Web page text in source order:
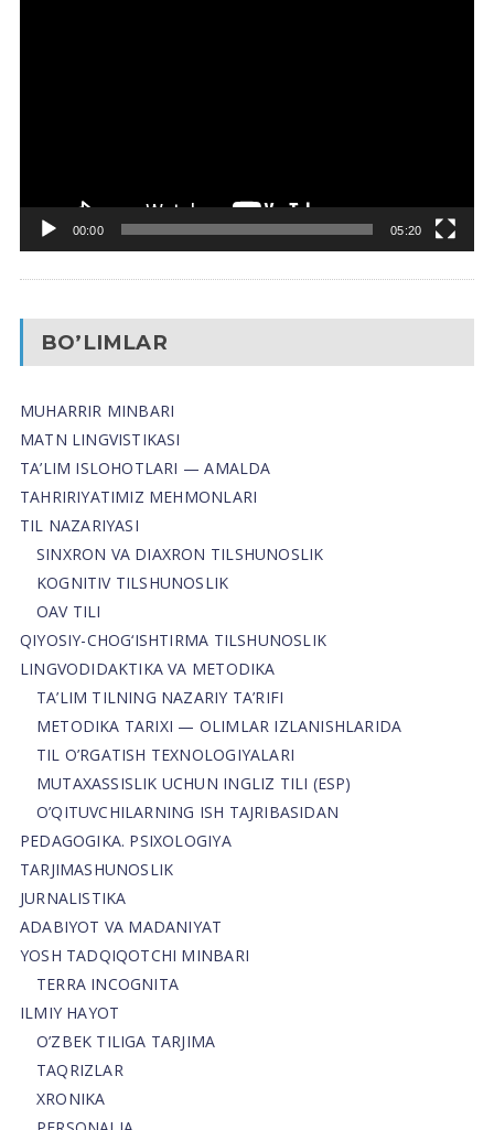
00:00 05:20
BO’LIMLAR
MUHARRIR MINBARI
MATN LINGVISTIKASI
TA’LIM ISLOHOTLARI — AMALDA
TAHRIRIYATIMIZ MEHMONLARI
TIL NAZARIYASI
SINXRON VA DIAXRON TILSHUNOSLIK
KOGNITIV TILSHUNOSLIK
OAV TILI
QIYOSIY-CHOG‘ISHTIRMA TILSHUNOSLIK
LINGVODIDAKTIKA VA METODIKA
TA’LIM TILNING NAZARIY TA’RIFI
METODIKA TARIXI — OLIMLAR IZLANISHLARIDA
TIL O’RGATISH TEXNOLOGIYALARI
MUTAXASSISLIK UCHUN INGLIZ TILI (ESP)
O’QITUVCHILARNING ISH TAJRIBASIDAN
PEDAGOGIKA. PSIXOLOGIYA
TARJIMASHUNOSLIK
JURNALISTIKA
ADABIYOT VA MADANIYAT
YOSH TADQIQOTCHI MINBARI
TERRA INCOGNITA
ILMIY HAYOT
O’ZBEK TILIGA TARJIMA
TAQRIZLAR
XRONIKA